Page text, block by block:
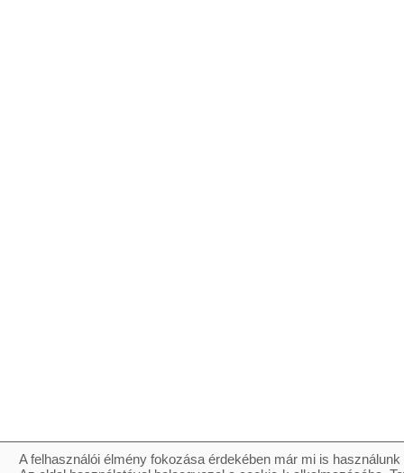
A felhasználói élmény fokozása érdekében már mi is